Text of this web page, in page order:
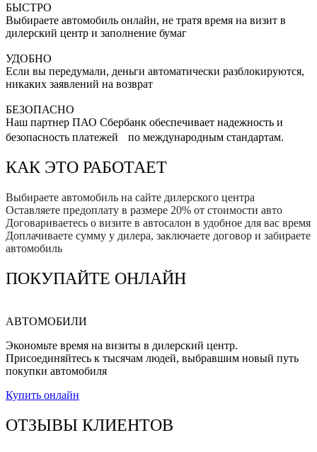
БЫСТРО
Выбираете автомобиль онлайн, не тратя время на визит в
дилерский центр и заполнение бумаг
УДОБНО
Если вы передумали, деньги автоматически разблокируются,
никаких заявлений на возврат
БЕЗОПАСНО
Наш партнер ПАО Сбербанк обеспечивает надежность и
безопасность платежей по международным стандартам.
КАК ЭТО РАБОТАЕТ
Выбираете автомобиль на сайте дилерского центра
Оставляете предоплату в размере 20% от стоимости авто
Договариваетесь о визите в автосалон в удобное для вас время
Доплачиваете сумму у дилера, заключаете договор и забираете
автомобиль
ПОКУПАЙТЕ ОНЛАЙН
АВТОМОБИЛИ
Экономьте время на визиты в дилерский центр.
Присоединяйтесь к тысячам людей, выбравшим новый путь
покупки автомобиля
Купить онлайн
ОТЗЫВЫ КЛИЕНТОВ